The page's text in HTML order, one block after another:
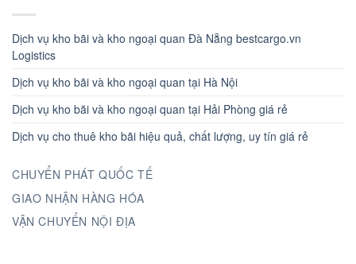
Dịch vụ kho bãi và kho ngoại quan Đà Nẵng bestcargo.vn
Logistics
Dịch vụ kho bãi và kho ngoại quan tại Hà Nội
Dịch vụ kho bãi và kho ngoại quan tại Hải Phòng giá rẻ
Dịch vụ cho thuê kho bãi hiệu quả, chất lượng, uy tín giá rẻ
CHUYỂN PHÁT QUỐC TẾ
GIAO NHẬN HÀNG HÓA
VẬN CHUYỂN NỘI ĐỊA